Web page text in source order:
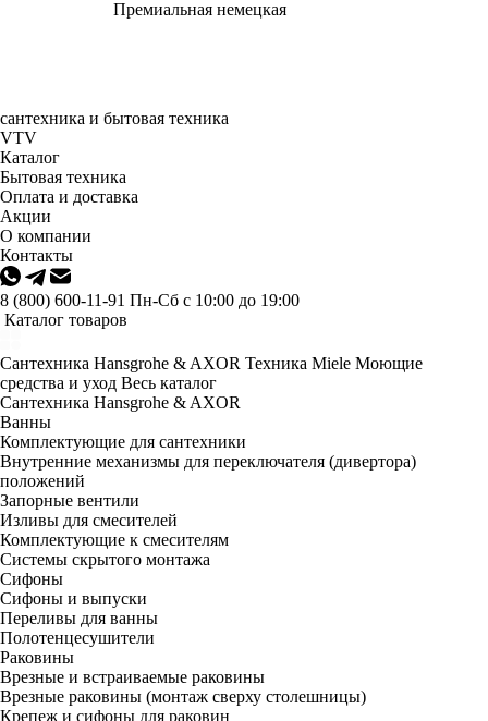
Премиальная немецкая
сантехника и бытовая техника
VTV
Каталог
Бытовая техника
Оплата и доставка
Акции
О компании
Контакты
8 (800) 600-11-91 Пн-Сб с 10:00 до 19:00
Каталог товаров
Сантехника Hansgrohe & AXOR Техника Miele Моющие
средства и уход Весь каталог
Сантехника Hansgrohe & AXOR
Ванны
Комплектующие для сантехники
Внутренние механизмы для переключателя (дивертора)
положений
Запорные вентили
Изливы для смесителей
Комплектующие к смесителям
Системы скрытого монтажа
Сифоны
Сифоны и выпуски
Переливы для ванны
Полотенцесушители
Раковины
Врезные и встраиваемые раковины
Врезные раковины (монтаж сверху столешницы)
Крепеж и сифоны для раковин